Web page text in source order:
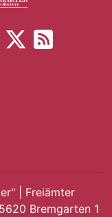
| Freiämter
Bremgarten 1